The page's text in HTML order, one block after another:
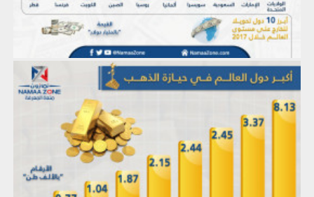
إنفوجراف: أكبر دول العالم في حيازة الذهب